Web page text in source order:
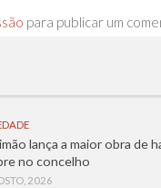
para publicar um
lança a maior obra de
no concelho
2026